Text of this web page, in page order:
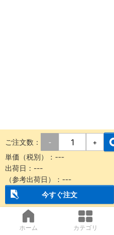
ご注文数： - +
単価（税別）： ---
出荷日： ---
（参考出荷日）： ---
今すぐ注文
ホーム カテゴリ